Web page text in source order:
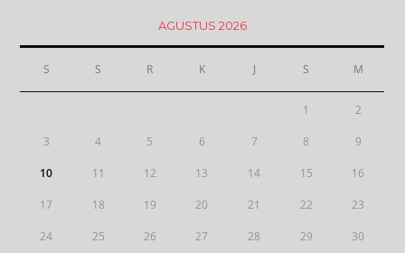
AGUSTUS 2026
S S R K J S M
1 2
3 4 5 6 7 8 9
10 11 12 13 14 15 16
17 18 19 20 21 22 23
24 25 26 27 28 29 30